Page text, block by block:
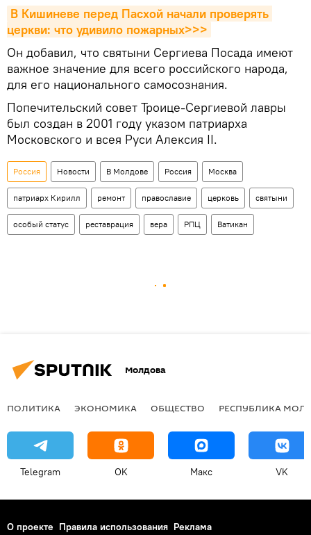
В Кишиневе перед Пасхой начали проверять
церкви: что удивило пожарных>>>
Он добавил, что святыни Сергиева Посада имеют
важное значение для всего российского народа,
для его национального самосознания.
Попечительский совет Троице-Сергиевой лавры
был создан в 2001 году указом патриарха
Московского и всея Руси Алексия II.
Россия Новости В Молдове Россия Москва
патриарх Кирилл ремонт православие церковь святыни
особый статус реставрация вера РПЦ Ватикан
Молдова
ПОЛИТИКА ЭКОНОМИКА ОБЩЕСТВО РЕСПУБЛИКА
Telegram OK Макс VK
О проекте Правила использования Реклама